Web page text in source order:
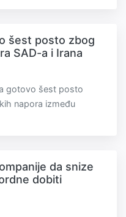
šest posto zbog
SAD-a i Irana
gotovo šest posto
napora između
da snize
dobiti